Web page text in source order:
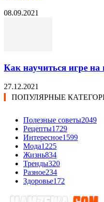
08.09.2021
Как научиться игре на
27.12.2021
ПОПУЛЯРНЫЕ
Полезные советы2049
Рецепты1729
Интересное1599
Мода1225
Жизнь834
Тренды320
Разное234
Здоровье172